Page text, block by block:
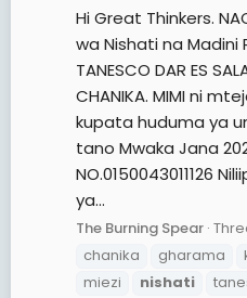
Hi Great Thinkers.
wa Nishati na Madini
TANESCO DAR ES
CHANIKA. MIMI ni
kupata huduma ya
tano Mwaka Jana
NO.0150043011126
ya...
The Burning Spear
chanika
gharama
miezi
nishati